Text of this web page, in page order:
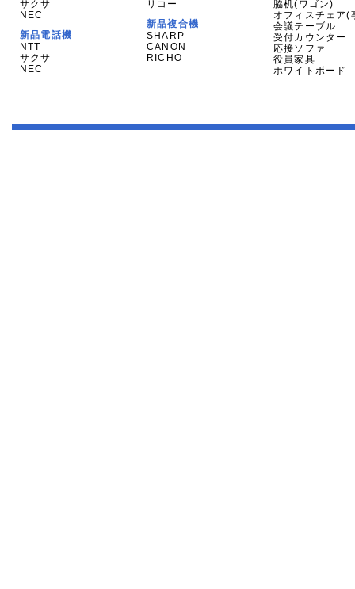
サクサ
NEC
新品電話機
NTT
サクサ
NEC
リコー
新品複合機
SHARP
CANON
RICHO
脇机(ワゴン)
オフィスチェア(
会議テーブル
受付カウンター
応接ソファ
役員家具
ホワイトボード